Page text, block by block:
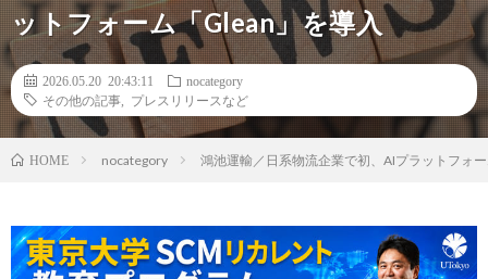
ットフォーム「Glean」を導入
2026.05.20 20:43:11
nocategory
その他の記事
プレスリリースなど
HOME nocategory 鴻池運輸／日系物流企業で初、AIプラットフォ